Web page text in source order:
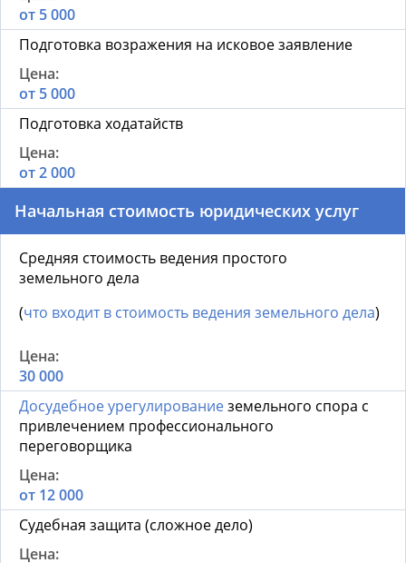
от 5 000
Подготовка возражения на исковое заявление
от 5 000
Подготовка ходатайств
от 2 000
Начальная стоимость юридических услуг
Средняя стоимость ведения простого
земельного дела
(что входит в стоимость ведения земельного дела)
30 000
Досудебное урегулированиеземельного спора с
привлечением профессионального
переговорщика
от 12 000
Судебная защита (сложное дело)